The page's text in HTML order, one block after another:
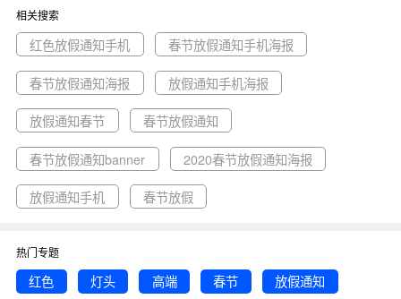
报, 高端, 日期主题。 主要用于节日节气行业，为您推荐与红色灯头高端春
节放假通知手机海报相关的专题红色放假通知手机, 春节放假通知手机海报,
春节放假通知海报等优质图片模板资源。
相关搜索
红色放假通知手机 春节放假通知手机海报
春节放假通知海报 放假通知手机海报
放假通知春节 春节放假通知
春节放假通知banner 2020春节放假通知海报
放假通知手机 春节放假
热门专题
红色 灯头 高端 春节 放假通知